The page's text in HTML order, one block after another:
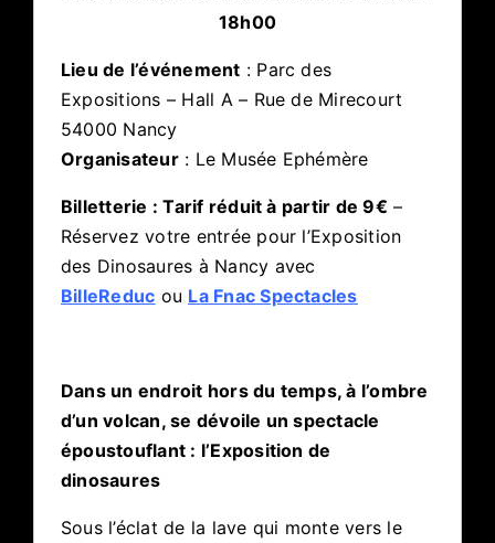
18h00
Lieu de l’événement : Parc des
Expositions – Hall A – Rue de Mirecourt
54000 Nancy
Organisateur: Le Musée Ephémère
Billetterie : Tarif réduit à partir de 9€ –
Réservez votre entrée pour l’Exposition
des Dinosaures à Nancy avec
BilleReduc ou La Fnac Spectacles
Dans un endroit hors du temps, à l’ombre
d’un volcan, se dévoile un spectacle
époustouflant : l’Exposition de
dinosaures
Sous l’éclat de la lave qui monte vers le